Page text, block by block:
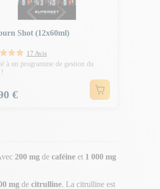
Shot (12x60ml)
17 Avis
à un programme de gestion du
€
200 mg de caféine et 1 000 mg
mg de citrulline. La citrulline est